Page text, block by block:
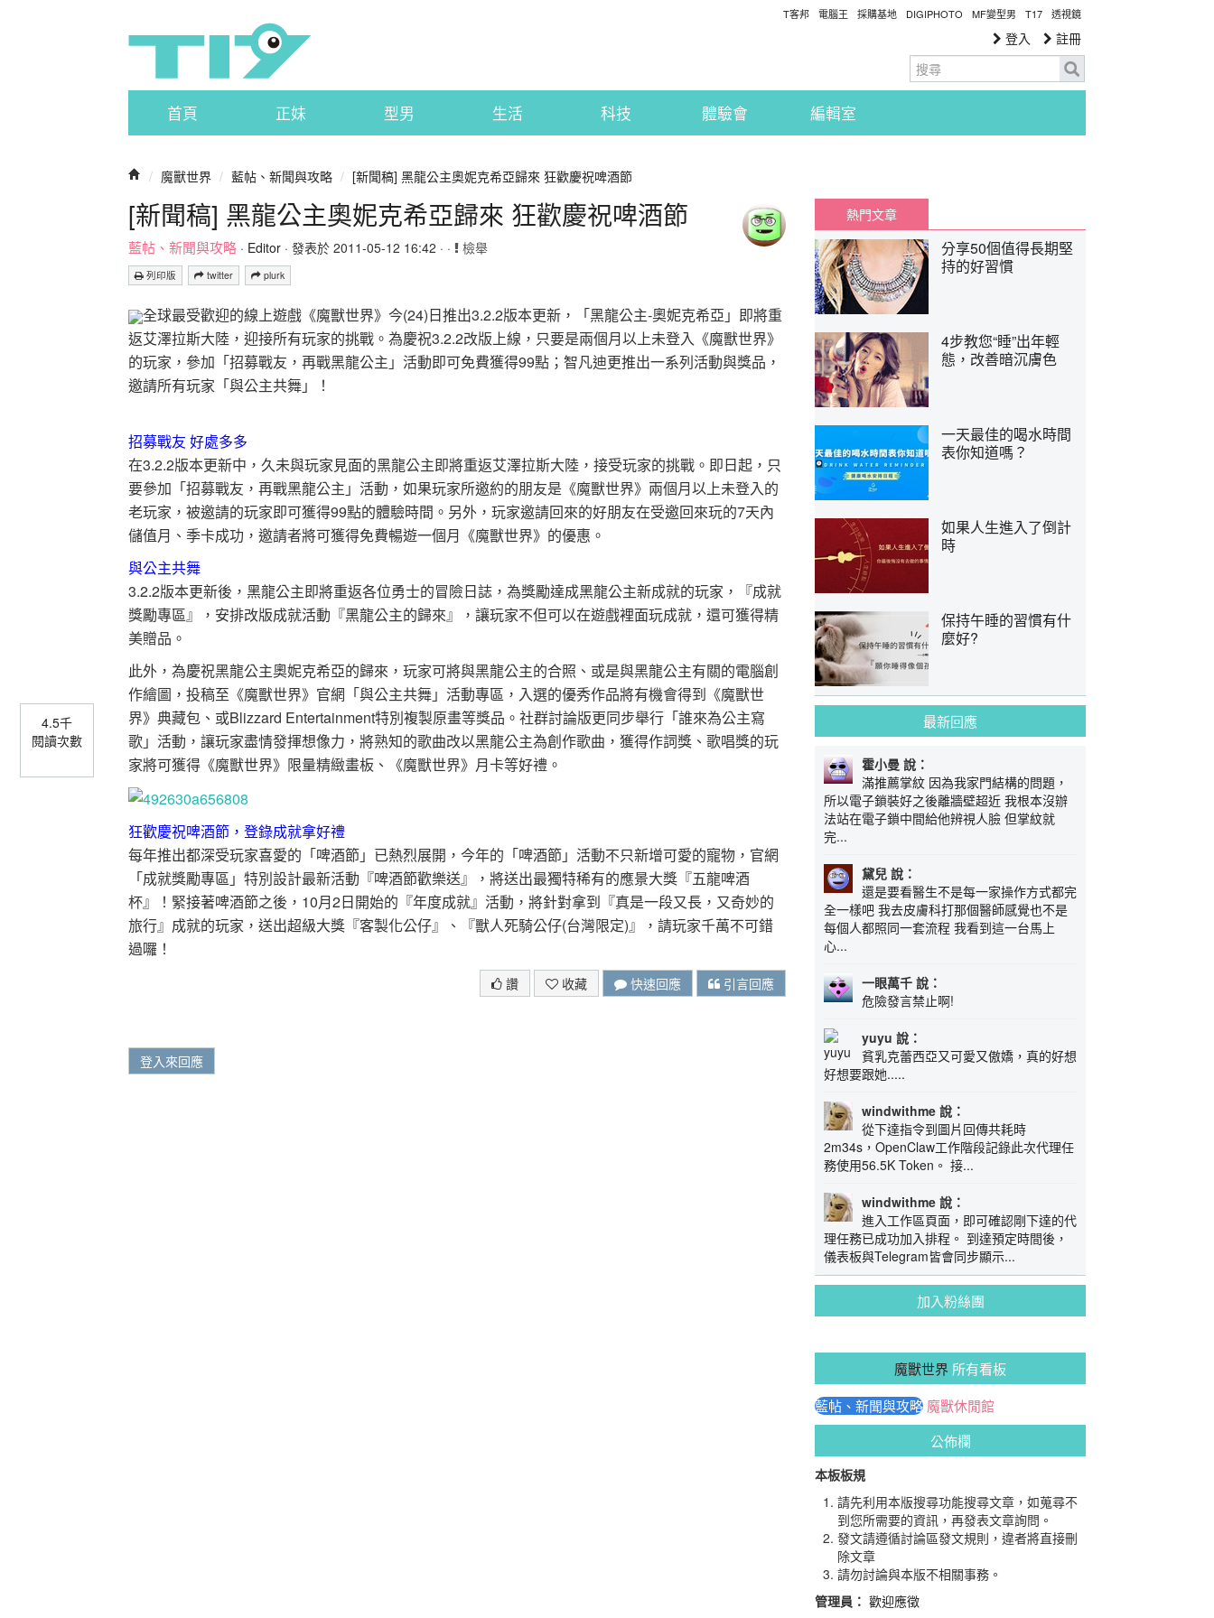
T客邦 電腦王 採購基地 DIGIPHOTO MF變型男 T17 透視鏡
登入 註冊
首頁 正妹 型男 生活 科技 體驗會 編輯室
/ 魔獸世界 / 藍帖、新聞與攻略 / [新聞稿] 黑龍公主奧妮克希亞歸來 狂歡慶祝啤酒節
[新聞稿] 黑龍公主奧妮克希亞歸來 狂歡慶祝啤酒節
藍帖、新聞與攻略 · Editor · 發表於 2011-05-12 16:42 · · 檢舉
列印版 twitter plurk
4.5千
閱讀次數
全球最受歡迎的線上遊戲《魔獸世界》今(24)日推出3.2.2版本更新，「黑龍公主-奧妮克希亞」即將重
返艾澤拉斯大陸，迎接所有玩家的挑戰。為慶祝3.2.2改版上線，只要是兩個月以上未登入《魔獸世界》
的玩家，參加「招募戰友，再戰黑龍公主」活動即可免費獲得99點；智凡迪更推出一系列活動與獎品，
邀請所有玩家「與公主共舞」！
招募戰友 好處多多
在3.2.2版本更新中，久未與玩家見面的黑龍公主即將重返艾澤拉斯大陸，接受玩家的挑戰。即日起，只
要參加「招募戰友，再戰黑龍公主」活動，如果玩家所邀約的朋友是《魔獸世界》兩個月以上未登入的
老玩家，被邀請的玩家即可獲得99點的體驗時間。另外，玩家邀請回來的好朋友在受邀回來玩的7天內
儲值月、季卡成功，邀請者將可獲得免費暢遊一個月《魔獸世界》的優惠。
與公主共舞
3.2.2版本更新後，黑龍公主即將重返各位勇士的冒險日誌，為獎勵達成黑龍公主新成就的玩家，『成就
獎勵專區』，安排改版成就活動『黑龍公主的歸來』，讓玩家不但可以在遊戲裡面玩成就，還可獲得精
美贈品。
此外，為慶祝黑龍公主奧妮克希亞的歸來，玩家可將與黑龍公主的合照、或是與黑龍公主有關的電腦創
作繪圖，投稿至《魔獸世界》官網「與公主共舞」活動專區，入選的優秀作品將有機會得到《魔獸世
界》典藏包、或Blizzard Entertainment特別複製原畫等獎品。社群討論版更同步舉行「誰來為公主寫
歌」活動，讓玩家盡情發揮想像力，將熟知的歌曲改以黑龍公主為創作歌曲，獲得作詞獎、歌唱獎的玩
家將可獲得《魔獸世界》限量精緻畫板、《魔獸世界》月卡等好禮。
狂歡慶祝啤酒節，登錄成就拿好禮
每年推出都深受玩家喜愛的「啤酒節」已熱烈展開，今年的「啤酒節」活動不只新增可愛的寵物，官網
「成就獎勵專區」特別設計最新活動『啤酒節歡樂送』，將送出最獨特稀有的應景大獎『五龍啤酒
杯』！緊接著啤酒節之後，10月2日開始的『年度成就』活動，將針對拿到『真是一段又長，又奇妙的
旅行』成就的玩家，送出超級大獎『客製化公仔』、『獸人死騎公仔(台灣限定)』，請玩家千萬不可錯
過囉！
讚 收藏 快速回應 引言回應
登入來回應
熱門文章
分享50個值得長期堅
持的好習慣
4步教您“睡”出年輕
態，改善暗沉膚色
一天最佳的喝水時間
表你知道嗎？
如果人生進入了倒計
時
保持午睡的習慣有什
麼好?
最新回應
霍小曼 說：
滿推薦掌紋 因為我家門結構的問題，
所以電子鎖裝好之後離牆壁超近 我根本沒辦
法站在電子鎖中間給他辨視人臉 但掌紋就
完...
黛兒 說：
還是要看醫生不是每一家操作方式都完
全一樣吧 我去皮膚科打那個醫師感覺也不是
每個人都照同一套流程 我看到這一台馬上
心...
一眼萬千 說：
危險發言禁止啊!
yuyu 說：
貧乳克蕾西亞又可愛又傲嬌，真的好想
好想要跟她.....
windwithme 說：
從下達指令到圖片回傳共耗時
2m34s，OpenClaw工作階段記錄此次代理任
務使用56.5K Token。 接...
windwithme 說：
進入工作區頁面，即可確認剛下達的代
理任務已成功加入排程。 到達預定時間後，
儀表板與Telegram皆會同步顯示...
加入粉絲團
魔獸世界 所有看板
藍帖、新聞與攻略 魔獸休閒館
公佈欄
本板板規
請先利用本版搜尋功能搜尋文章，如蒐尋不
到您所需要的資訊，再發表文章詢問。
發文請遵循討論區發文規則，違者將直接刪
除文章
請勿討論與本版不相關事務。
管理員： 歡迎應徵